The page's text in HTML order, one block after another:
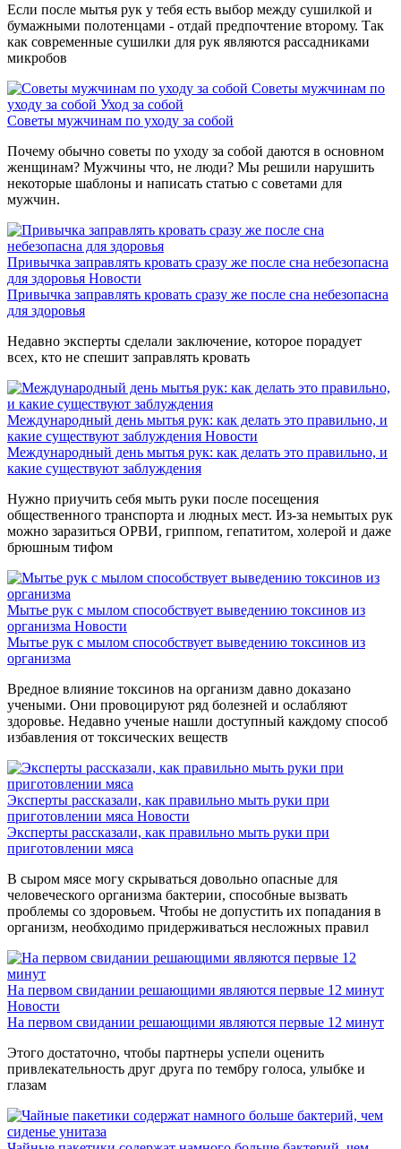
Если после мытья рук у тебя есть выбор между сушилкой и
бумажными полотенцами - отдай предпочтение второму. Так
как современные сушилки для рук являются рассадниками
микробов
Советы мужчинам по
уходу за собой Уход за собой
Советы мужчинам по уходу за собой
Почему обычно советы по уходу за собой даются в основном
женщинам? Мужчины что, не люди? Мы решили нарушить
некоторые шаблоны и написать статью с советами для
мужчин.
Привычка заправлять кровать сразу же после сна небезопасна
для здоровья Новости
Привычка заправлять кровать сразу же после сна небезопасна
для здоровья
Недавно эксперты сделали заключение, которое порадует
всех, кто не спешит заправлять кровать
Международный день мытья рук: как делать это правильно, и
какие существуют заблуждения Новости
Международный день мытья рук: как делать это правильно, и
какие существуют заблуждения
Нужно приучить себя мыть руки после посещения
общественного транспорта и людных мест. Из-за немытых рук
можно заразиться ОРВИ, гриппом, гепатитом, холерой и даже
брюшным тифом
Мытье рук с мылом способствует выведению токсинов из
организма Новости
Мытье рук с мылом способствует выведению токсинов из
организма
Вредное влияние токсинов на организм давно доказано
учеными. Они провоцируют ряд болезней и ослабляют
здоровье. Недавно ученые нашли доступный каждому способ
избавления от токсических веществ
Эксперты рассказали, как правильно мыть руки при
приготовлении мяса Новости
Эксперты рассказали, как правильно мыть руки при
приготовлении мяса
В сыром мясе могу скрываться довольно опасные для
человеческого организма бактерии, способные вызвать
проблемы со здоровьем. Чтобы не допустить их попадания в
организм, необходимо придерживаться несложных правил
На первом свидании решающими являются первые 12 минут
Новости
На первом свидании решающими являются первые 12 минут
Этого достаточно, чтобы партнеры успели оценить
привлекательность друг друга по тембру голоса, улыбке и
глазам